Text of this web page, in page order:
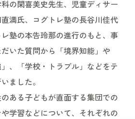
の閑喜美史先生、児童ディサー
満氏、コグトレ塾の長谷川佳代
塾の本告玲那の進行のもと、事
いた質問から「境界知能」や
」、「学校・トラブル」などをテ
ました。
ある子どもが直面する集団での
学習などについて、それぞれの